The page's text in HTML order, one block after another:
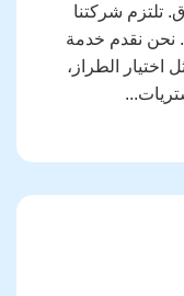
تلتزم شركتنا
نحن نقدم خدمة
الطراز،